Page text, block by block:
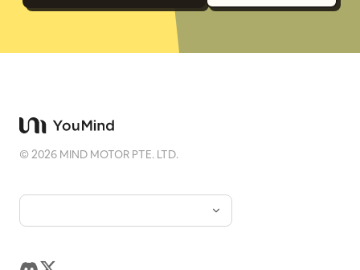
©2026 MIND MOTOR PTE. LTD.